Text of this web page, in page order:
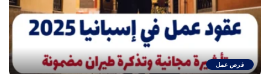
فرص عمل